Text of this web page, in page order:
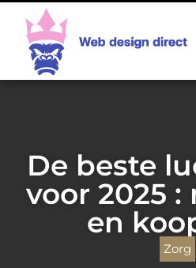
De beste
voor 2025 :
en
Zorg